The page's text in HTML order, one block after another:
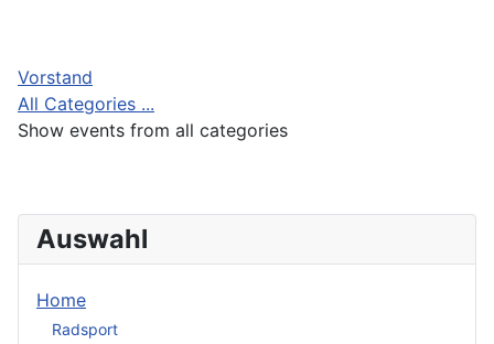
Vorstand
All Categories ...
Show events from all categories
Auswahl
Home
Radsport